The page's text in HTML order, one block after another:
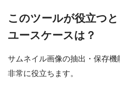
このツールが役立つ
ユースケースは？
サムネイル画像の抽出・保存
非常に役立ちます。